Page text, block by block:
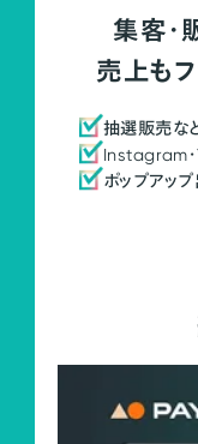
集客・
売上も
抽選販売な
Instagram・
ポップアップ